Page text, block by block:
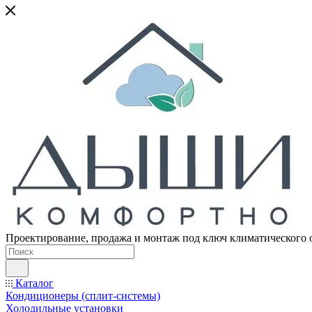
Проектирование, продажа и монтаж под ключ климатического
Каталог
Кондиционеры (сплит-системы)
Холодильные установки